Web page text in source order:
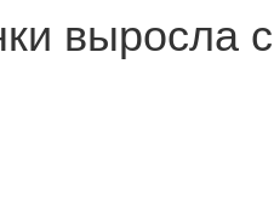
выросла